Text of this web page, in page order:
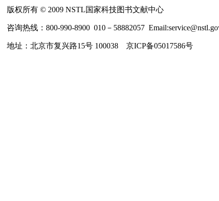
版权所有 © 2009 NSTL国家科技图书文献中心
咨询热线：800-990-8900 010－58882057
地址：北京市复兴路15号 100038 京ICP备05017586号